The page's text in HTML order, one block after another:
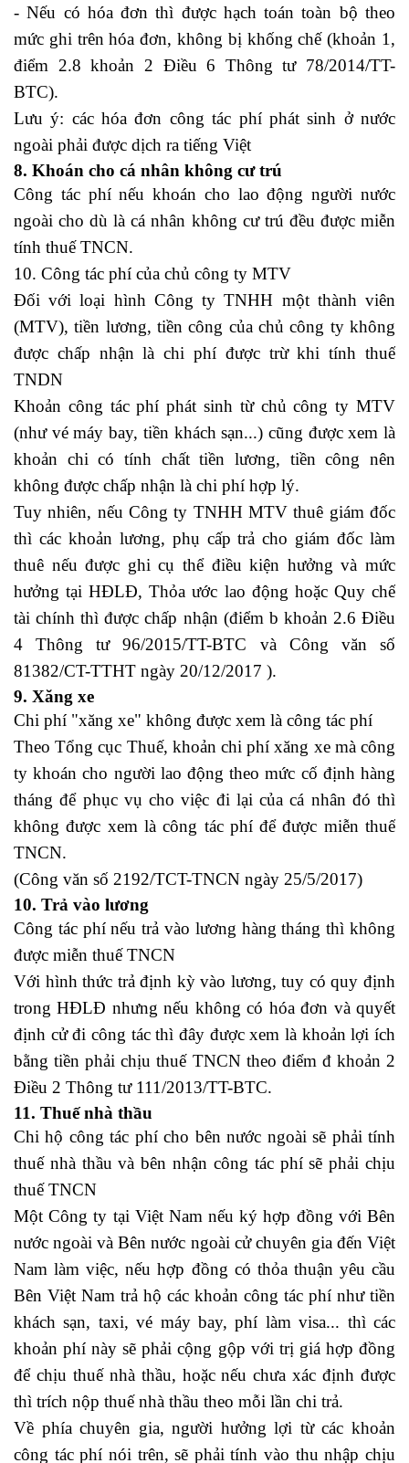
- Nếu có hóa đơn thì được hạch toán toàn bộ theo
mức ghi trên hóa đơn, không bị khống chế (khoản 1,
điểm 2.8 khoản 2 Điều 6 Thông tư 78/2014/TT-
BTC).
Lưu ý: các hóa đơn công tác phí phát sinh ở nước
ngoài phải được dịch ra tiếng Việt
8. Khoán cho cá nhân không cư trú
Công tác phí nếu khoán cho lao động người nước
ngoài cho dù là cá nhân không cư trú đều được miễn
tính thuế TNCN.
10. Công tác phí của chủ công ty MTV
Đối với loại hình Công ty TNHH một thành viên
(MTV), tiền lương, tiền công của chủ công ty không
được chấp nhận là chi phí được trừ khi tính thuế
TNDN
Khoản công tác phí phát sinh từ chủ công ty MTV
(như vé máy bay, tiền khách sạn...) cũng được xem là
khoản chi có tính chất tiền lương, tiền công nên
không được chấp nhận là chi phí hợp lý.
Tuy nhiên, nếu Công ty TNHH MTV thuê giám đốc
thì các khoản lương, phụ cấp trả cho giám đốc làm
thuê nếu được ghi cụ thể điều kiện hưởng và mức
hưởng tại HĐLĐ, Thỏa ước lao động hoặc Quy chế
tài chính thì được chấp nhận (điểm b khoản 2.6 Điều
4 Thông tư 96/2015/TT-BTC và Công văn số
81382/CT-TTHT ngày 20/12/2017 ).
9. Xăng xe
Chi phí "xăng xe" không được xem là công tác phí
Theo Tổng cục Thuế, khoản chi phí xăng xe mà công
ty khoán cho người lao động theo mức cố định hàng
tháng để phục vụ cho việc đi lại của cá nhân đó thì
không được xem là công tác phí để được miễn thuế
TNCN.
(Công văn số 2192/TCT-TNCN ngày 25/5/2017)
10. Trả vào lương
Công tác phí nếu trả vào lương hàng tháng thì không
được miễn thuế TNCN
Với hình thức trả định kỳ vào lương, tuy có quy định
trong HĐLĐ nhưng nếu không có hóa đơn và quyết
định cử đi công tác thì đây được xem là khoản lợi ích
bằng tiền phải chịu thuế TNCN theo điểm đ khoản 2
Điều 2 Thông tư 111/2013/TT-BTC.
11. Thuế nhà thầu
Chi hộ công tác phí cho bên nước ngoài sẽ phải tính
thuế nhà thầu và bên nhận công tác phí sẽ phải chịu
thuế TNCN
Một Công ty tại Việt Nam nếu ký hợp đồng với Bên
nước ngoài và Bên nước ngoài cử chuyên gia đến Việt
Nam làm việc, nếu hợp đồng có thỏa thuận yêu cầu
Bên Việt Nam trả hộ các khoản công tác phí như tiền
khách sạn, taxi, vé máy bay, phí làm visa... thì các
khoản phí này sẽ phải cộng gộp với trị giá hợp đồng
để chịu thuế nhà thầu, hoặc nếu chưa xác định được
thì trích nộp thuế nhà thầu theo mỗi lần chi trả.
Về phía chuyên gia, người hưởng lợi từ các khoản
công tác phí nói trên, sẽ phải tính vào thu nhập chịu